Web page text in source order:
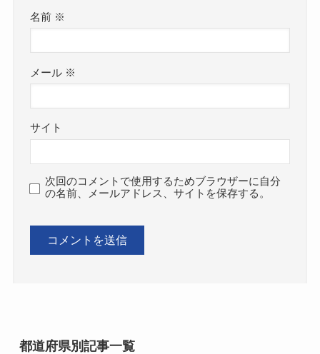
名前 ※
メール ※
サイト
次回のコメントで使用するためブラウザーに自分
の名前、メールアドレス、サイトを保存する。
都道府県別記事一覧